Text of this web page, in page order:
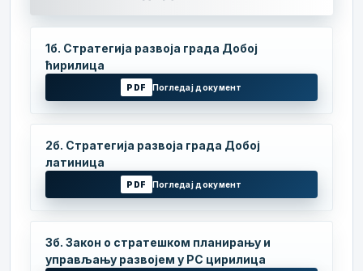
1б. Стратегија развоја града Добој
ћирилица
PDF Погледај документ
2б. Стратегија развоја града Добој
латиница
PDF Погледај документ
3б. Закон о стратешком планирању и
управљању развојем у РС цирилица